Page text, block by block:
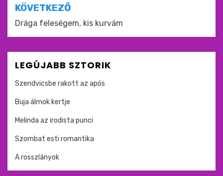
KÖVETKEZŐ
Drága feleségem, kis kurvám
LEGÚJABB SZTORIK
Szendvicsbe rakott az após
Buja álmok kertje
Melinda az irodista punci
Szombat esti romantika
A rosszlányok